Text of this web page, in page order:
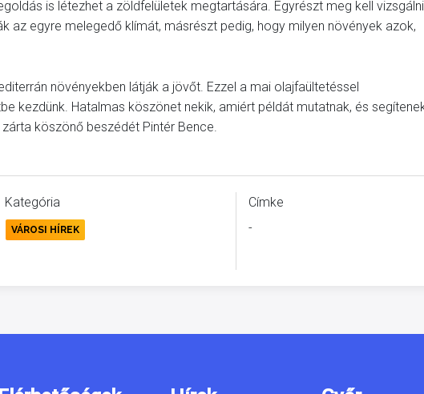
is létezhet a zöldfelületek megtartására. Egyrészt meg kell
az egyre melegedő klímát, másrészt pedig, hogy milyen növények azok,
növényekben látják a jövőt. Ezzel a mai olajfaültetéssel
kezdünk. Hatalmas köszönet nekik, amiért példát mutatnak, és
köszönő beszédét Pintér Bence.
Kategória
VÁROSI HÍREK
Címke
-